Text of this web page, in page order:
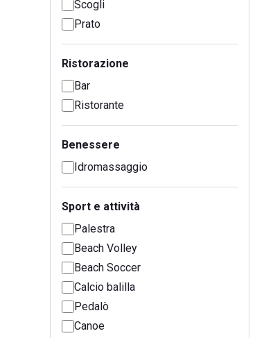
Scogli
Prato
Ristorazione
Bar
Ristorante
Benessere
Idromassaggio
Sport e attività
Palestra
Beach Volley
Beach Soccer
Calcio balilla
Pedalò
Canoe